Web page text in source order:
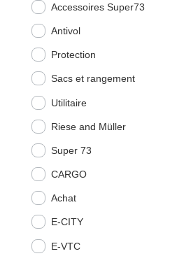
Accessoires Super73
Antivol
Protection
Sacs et rangement
Utilitaire
Riese and Müller
Super 73
CARGO
Achat
E-CITY
E-VTC